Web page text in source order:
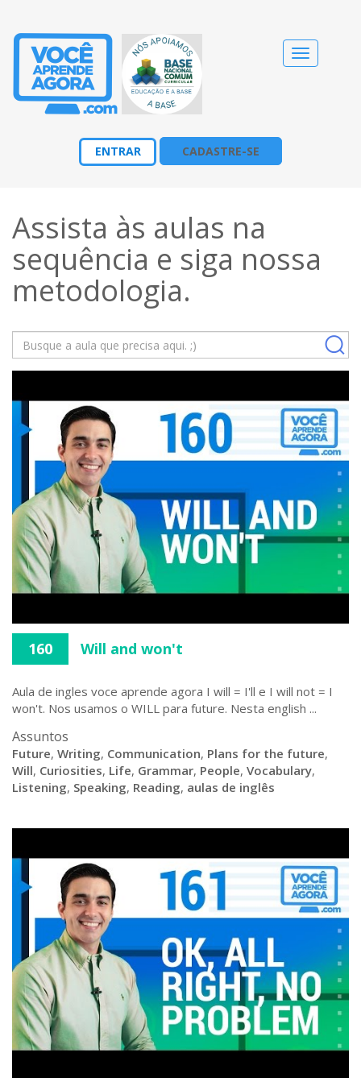
Alternar
navegação
ENTRAR CADASTRE-SE
Assista às aulas na
sequência e siga nossa
metodologia.
160 Will and won't
Aula de ingles voce aprende agora I will = I'll e I will not = I
won't. Nos usamos o WILL para future. Nesta english ...
Assuntos
Future, Writing, Communication, Plans for the future,
Will, Curiosities, Life, Grammar, People, Vocabulary,
Listening, Speaking, Reading, aulas de inglês